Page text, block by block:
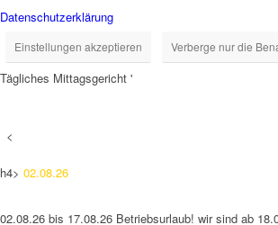
Datenschutzerklärung
Einstellungen akzeptieren Verberge nur die
Tägliches Mittagsgericht '
<
h4> 02.08.26
02.08.26 bis 17.08.26 Betriebsurlaub! wir sind ab